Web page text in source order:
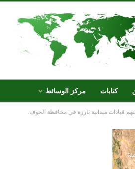
كتابات مركز الوسائط
قيادات ميدانية بارزة في محافظة الجوف.